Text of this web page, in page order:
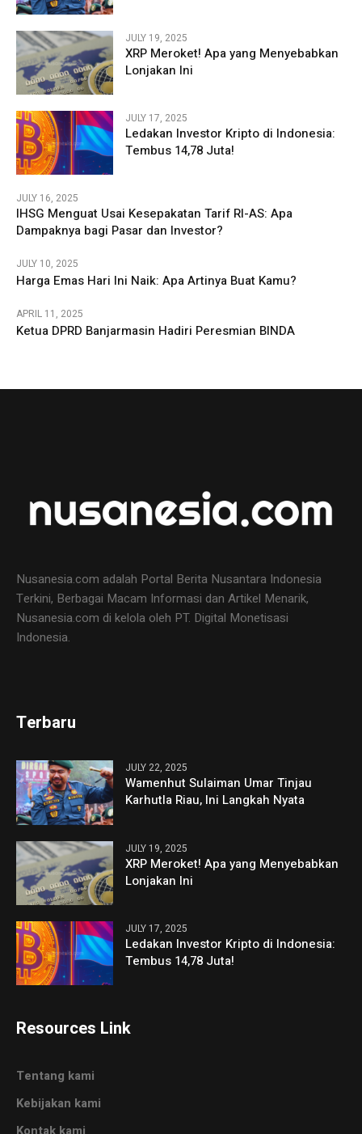
JULY 19, 2025
XRP Meroket! Apa yang Menyebabkan
Lonjakan Ini
JULY 17, 2025
Ledakan Investor Kripto di Indonesia:
Tembus 14,78 Juta!
JULY 16, 2025
IHSG Menguat Usai Kesepakatan Tarif RI-AS: Apa
Dampaknya bagi Pasar dan Investor?
JULY 10, 2025
Harga Emas Hari Ini Naik: Apa Artinya Buat Kamu?
APRIL 11, 2025
Ketua DPRD Banjarmasin Hadiri Peresmian BINDA
Nusanesia.com adalah Portal Berita Nusantara Indonesia
Terkini, Berbagai Macam Informasi dan Artikel Menarik,
Nusanesia.com di kelola oleh PT. Digital Monetisasi
Indonesia.
Terbaru
JULY 22, 2025
Wamenhut Sulaiman Umar Tinjau
Karhutla Riau, Ini Langkah Nyata
JULY 19, 2025
XRP Meroket! Apa yang Menyebabkan
Lonjakan Ini
JULY 17, 2025
Ledakan Investor Kripto di Indonesia:
Tembus 14,78 Juta!
Resources Link
Tentang kami
Kebijakan kami